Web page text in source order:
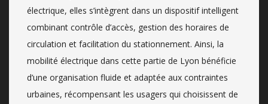
électrique, elles s’intègrent dans un dispositif intelligent
combinant contrôle d’accès, gestion des horaires de
circulation et facilitation du stationnement. Ainsi, la
mobilité électrique dans cette partie de Lyon bénéficie
d’une organisation fluide et adaptée aux contraintes
urbaines, récompensant les usagers qui choisissent de